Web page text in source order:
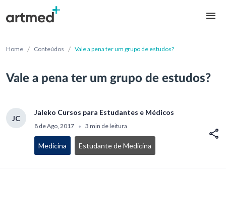
Home / Conteúdos / Vale a pena ter um grupo de estudos?
Vale a pena ter um grupo de estudos?
JC
Jaleko Cursos para Estudantes e Médicos
8 de Ago, 2017 • 3 min de leitura
Medicina Estudante de Medicina